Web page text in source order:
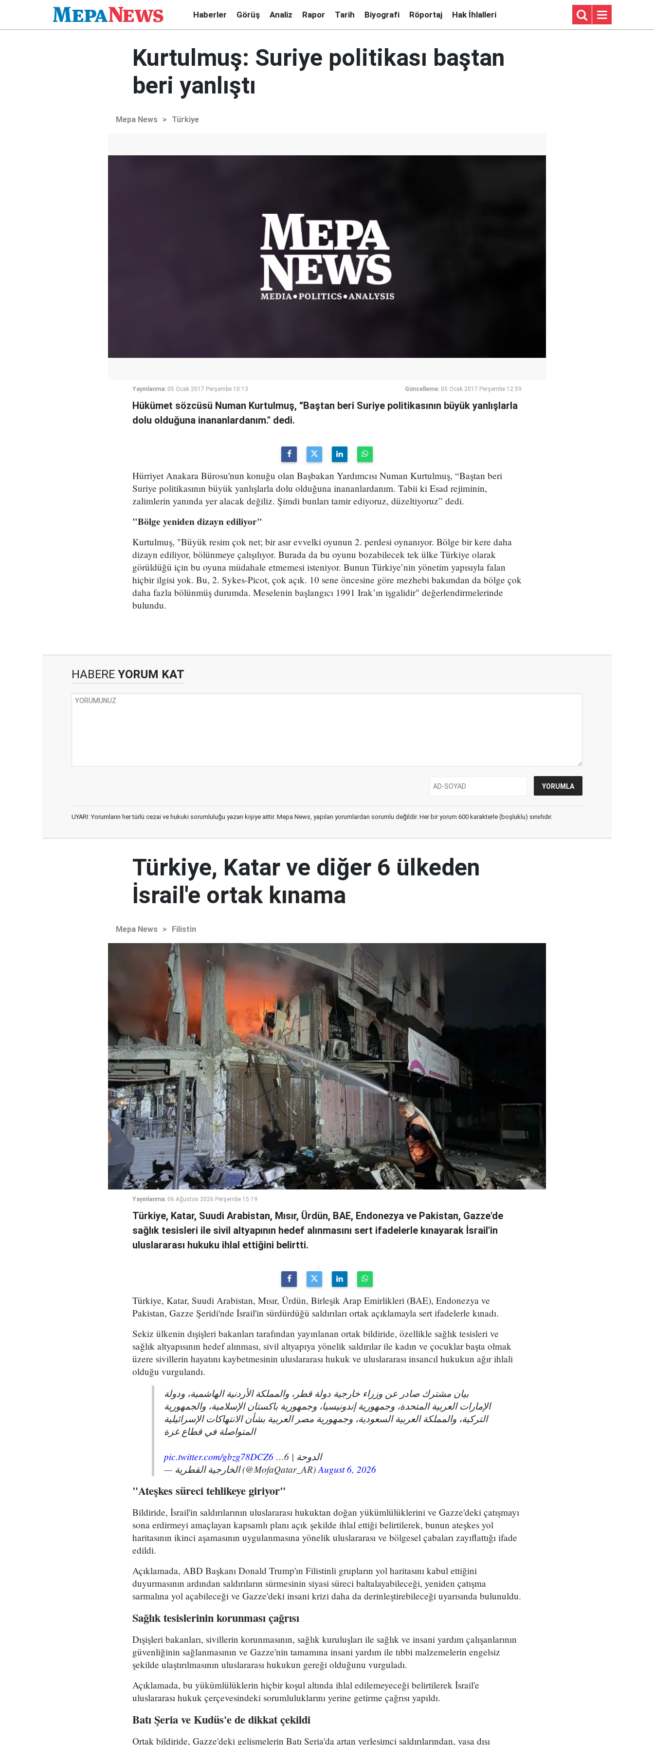
Haberler Görüş Analiz Rapor Tarih Biyografi Röportaj Hak İhlalleri
Kurtulmuş: Suriye politikası baştan
beri yanlıştı
Mepa News > Türkiye
Yayınlanma: 05 Ocak 2017 Perşembe 10:13 Güncelleme: 05 Ocak 2017 Perşembe 12:59
Hükümet sözcüsü Numan Kurtulmuş, “Baştan beri Suriye politikasının büyük yanlışlarla
dolu olduğuna inananlardanım." dedi.
Hürriyet Anakara Bürosu'nun konuğu olan Başbakan Yardımcısı Numan Kurtulmuş, “Baştan beri
Suriye politikasının büyük yanlışlarla dolu olduğuna inananlardanım. Tabii ki Esad rejiminin,
zalimlerin yanında yer alacak değiliz. Şimdi bunları tamir ediyoruz, düzeltiyoruz” dedi.
"Bölge yeniden dizayn ediliyor"
Kurtulmuş, "Büyük resim çok net; bir asır evvelki oyunun 2. perdesi oynanıyor. Bölge bir kere daha
dizayn ediliyor, bölünmeye çalışılıyor. Burada da bu oyunu bozabilecek tek ülke Türkiye olarak
görüldüğü için bu oyuna müdahale etmemesi isteniyor. Bunun Türkiye’nin yönetim yapısıyla falan
hiçbir ilgisi yok. Bu, 2. Sykes-Picot, çok açık. 10 sene öncesine göre mezhebi bakımdan da bölge çok
daha fazla bölünmüş durumda. Meselenin başlangıcı 1991 Irak’ın işgalidir" değerlendirmelerinde
bulundu.
HABERE YORUM KAT
UYARI: Yorumların her türlü cezai ve hukuki sorumluluğu yazan kişiye aittir. Mepa News, yapılan yorumlardan sorumlu değildir. Her bir yorum 600 karakterle (boşluklu) sınırlıdır.
Türkiye, Katar ve diğer 6 ülkeden
İsrail'e ortak kınama
Mepa News > Filistin
Yayınlanma: 06 Ağustos 2026 Perşembe 15:19
Türkiye, Katar, Suudi Arabistan, Mısır, Ürdün, BAE, Endonezya ve Pakistan, Gazze'de
sağlık tesisleri ile sivil altyapının hedef alınmasını sert ifadelerle kınayarak İsrail'in
uluslararası hukuku ihlal ettiğini belirtti.
Türkiye, Katar, Suudi Arabistan, Mısır, Ürdün, Birleşik Arap Emirlikleri (BAE), Endonezya ve
Pakistan, Gazze Şeridi'nde İsrail'in sürdürdüğü saldırıları ortak açıklamayla sert ifadelerle kınadı.
Sekiz ülkenin dışişleri bakanları tarafından yayınlanan ortak bildiride, özellikle sağlık tesisleri ve
sağlık altyapısının hedef alınması, sivil altyapıya yönelik saldırılar ile kadın ve çocuklar başta olmak
üzere sivillerin hayatını kaybetmesinin uluslararası hukuk ve uluslararası insancıl hukukun ağır ihlali
olduğu vurgulandı.
بيان مشترك صادر عن وزراء خارجية دولة قطر، والمملكة الأردنية الهاشمية، ودولة
الإمارات العربية المتحدة، وجمهورية إندونيسيا، وجمهورية باكستان الإسلامية، والجمهورية
التركية، والمملكة العربية السعودية، وجمهورية مصر العربية بشأن الانتهاكات الإسرائيلية
المتواصلة في قطاع غزة
الدوحة | 6…
pic.twitter.com/gbzg78DCZ6
— الخارجية القطرية (@MofaQatar_AR)August 6, 2026
"Ateşkes süreci tehlikeye giriyor"
Bildiride, İsrail'in saldırılarının uluslararası hukuktan doğan yükümlülüklerini ve Gazze'deki çatışmayı
sona erdirmeyi amaçlayan kapsamlı planı açık şekilde ihlal ettiği belirtilerek, bunun ateşkes yol
haritasının ikinci aşamasının uygulanmasına yönelik uluslararası ve bölgesel çabaları zayıflattığı ifade
edildi.
Açıklamada, ABD Başkanı Donald Trump'ın Filistinli grupların yol haritasını kabul ettiğini
duyurmasının ardından saldırıların sürmesinin siyasi süreci baltalayabileceği, yeniden çatışma
sarmalına yol açabileceği ve Gazze'deki insani krizi daha da derinleştirebileceği uyarısında bulunuldu.
Sağlık tesislerinin korunması çağrısı
Dışişleri bakanları, sivillerin korunmasının, sağlık kuruluşları ile sağlık ve insani yardım çalışanlarının
güvenliğinin sağlanmasının ve Gazze'nin tamamına insani yardım ile tıbbi malzemelerin engelsiz
şekilde ulaştırılmasının uluslararası hukukun gereği olduğunu vurguladı.
Açıklamada, bu yükümlülüklerin hiçbir koşul altında ihlal edilemeyeceği belirtilerek İsrail'e
uluslararası hukuk çerçevesindeki sorumluluklarını yerine getirme çağrısı yapıldı.
Batı Şeria ve Kudüs'e de dikkat çekildi
Ortak bildiride, Gazze'deki gelişmelerin Batı Şeria'da artan yerleşimci saldırılarından, yasa dışı